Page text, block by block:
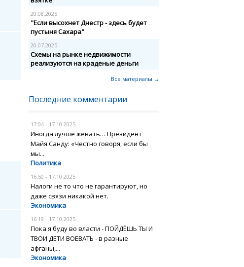
20.08.2025
"Если высохнет Днестр - здесь будет
пустыня Сахара"
20.07.2025
Схемы на рынке недвижимости
реализуются на краденые деньги
Все материалы →
Последние комментарии
17:04 - 17.10.2025
Иногда лучше жевать… Президент
Майя Санду: «Честно говоря, если бы
мы...
Политика
16:50 - 17.10.2025
Налоги не то что не гарантируют, но
даже связи никакой нет.
Экономика
16:19 - 17.10.2025
Пока я буду во власти - ПОЙДЁШЬ ТЫ И
ТВОИ ДЕТИ ВОЕВАТЬ - в разные
афганы,...
Экономика